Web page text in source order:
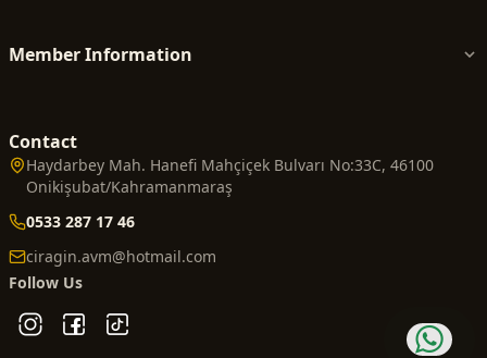
Member Information
Contact
Haydarbey Mah. Hanefi Mahçiçek Bulvarı No:33C, 46100
Onikişubat/Kahramanmaraş
0533 287 17 46
ciragin.avm@hotmail.com
Follow Us